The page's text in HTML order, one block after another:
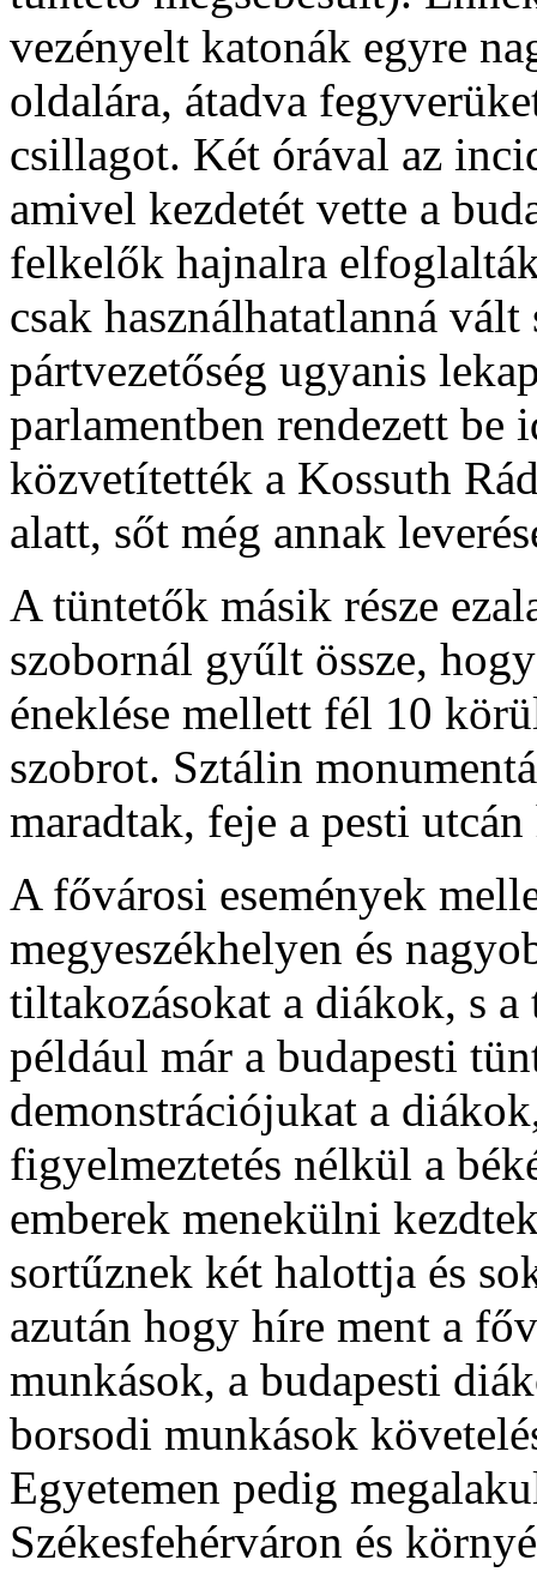
vezényelt katonák egyre
oldalára, átadva
csillagot. Két órával az
amivel kezdetét vette a
felkelők hajnalra
csak használhatatlanná
pártvezetőség ugyanis
parlamentben rendezett be
közvetítették a Kossuth
alatt, sőt még annak
A tüntetők másik része
szobornál gyűlt össze,
éneklése mellett fél 10
szobrot. Sztálin
maradtak, feje a pesti
A fővárosi események
megyeszékhelyen és
tiltakozásokat a diákok, s a
például már a budapesti
demonstrációjukat a
figyelmeztetés nélkül a
emberek menekülni
sortűznek két halottja és
azután hogy híre ment a
munkások, a budapesti
borsodi munkások
Egyetemen pedig
Székesfehérváron és